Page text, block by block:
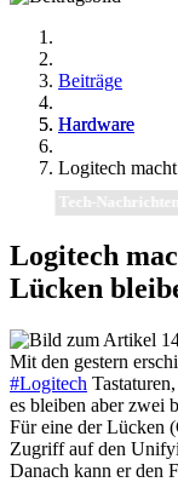
Beiträge
Hardware
Logitech
Tech-
Logitech
Lücken
Mit den gestern
#Logitech
es bleiben aber zwei
Für eine der Lücken
Zugriff auf den
Danach kann er den